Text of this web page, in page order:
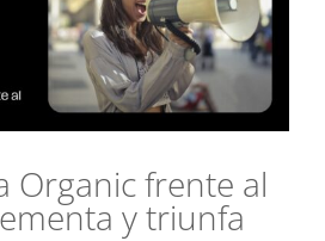
Organic frente al
y triunfa